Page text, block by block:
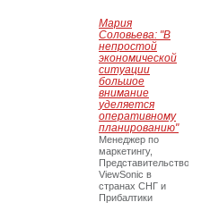
Мария
Соловьева: "В
непростой
экономической
ситуации
большое
внимание
уделяется
оперативному
планированию"
Менеджер по
маркетингу,
Представительство
ViewSonic в
странах СНГ и
Прибалтики